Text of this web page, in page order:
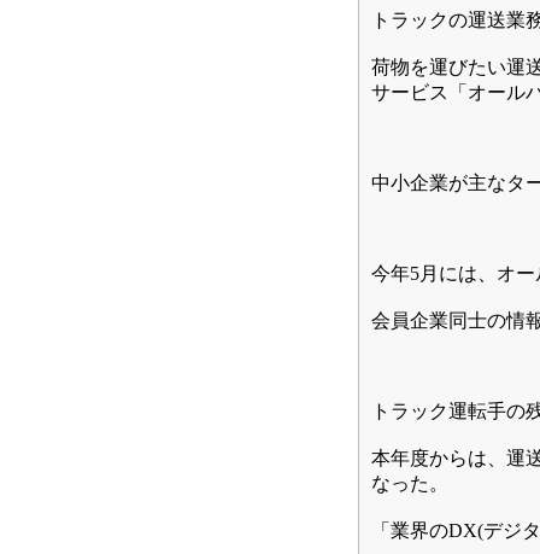
トラックの運送業
荷物を運びたい運
サービス「オール
中小企業が主なタ
今年5月には、オ
会員企業同士の情
トラック運転手の
本年度からは、運
なった。
「業界のDX(デジ